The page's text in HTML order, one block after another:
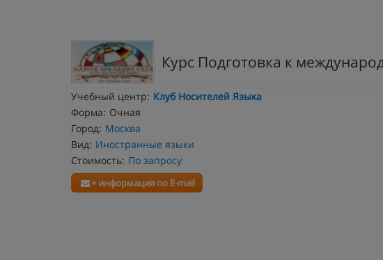
Курс Подготовка к
Учебный центр: Клуб Носителей Языка
Форма: Очная
Город: Москва
Вид: Иностранные языки
Стоимость: По запросу
+ информация по E-mail